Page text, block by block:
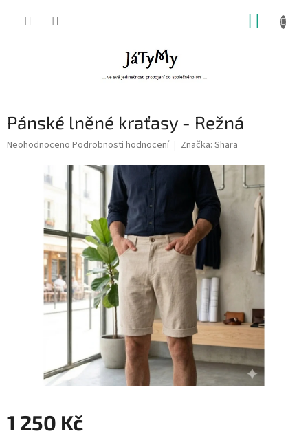
Pánské lněné kraťasy - Režná
Průměrné
hvězdiček.
Neohodnoceno Podrobnosti hodnocení Značka: Shara
1 250 Kč